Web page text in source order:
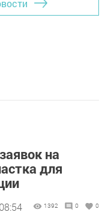
на
для
1392 0 0